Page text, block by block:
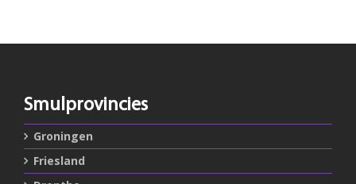
Smulprovincies
Groningen
Friesland